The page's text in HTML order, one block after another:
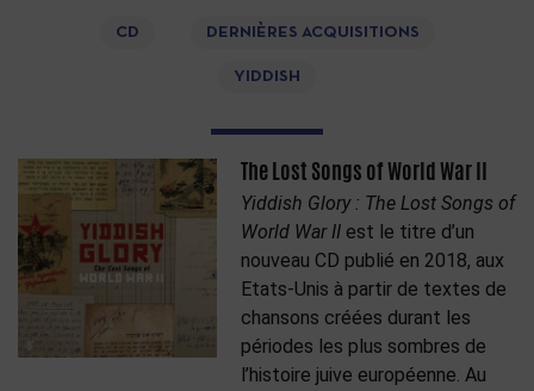
CD DERNIÈRES ACQUISITIONS
YIDDISH
The Lost Songs of World War II
Yiddish Glory : The Lost Songs of
World War II est le titre d’un
nouveau CD publié en 2018, aux
Etats-Unis à partir de textes de
chansons créées durant les
périodes les plus sombres de
l’histoire juive européenne. Au